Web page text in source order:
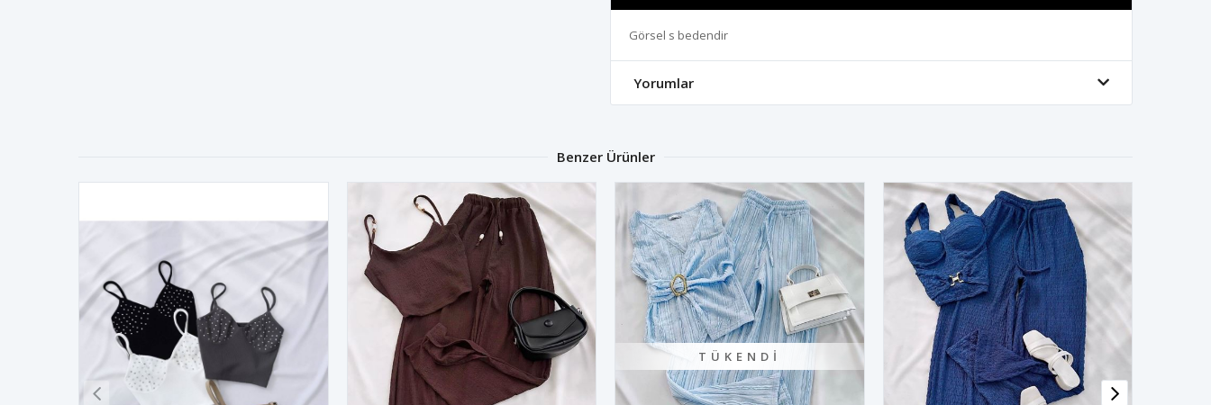
Görsel s bedendir
Yorumlar
Benzer Ürünler
TÜKENDI